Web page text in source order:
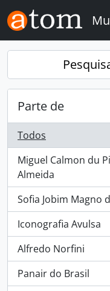
Skip to main content
Parte de
Todos
Miguel Calmon du
Almeida
, 533 resultados
Sofia Jobim Magno
, 303 resultados
Iconografia Avulsa
, 177 resultados
Alfredo Norfini
, 162 resultados
Panair do Brasil
, 69 resultados